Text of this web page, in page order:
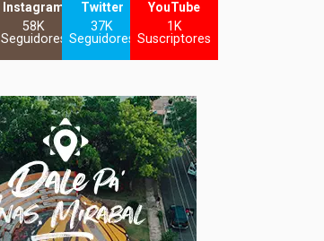
Instagram
58K
Seguidores
Twitter
37K
Seguidores
YouTube
1K
Suscriptores